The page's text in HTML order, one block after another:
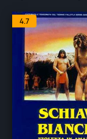
4.7